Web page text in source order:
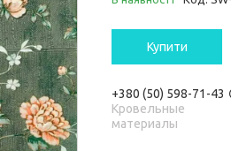
Купити
+380 (50) 598-71-43
Кровельные
материалы